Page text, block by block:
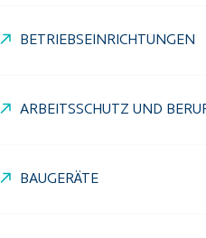
BETRIEBSEINRICHTUNGEN
ARBEITSSCHUTZ UND
BAUGERÄTE